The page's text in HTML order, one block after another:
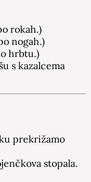
rokah.)
nogah.)
hrbtu.)
s kazalcema
prekrižamo
stopala.